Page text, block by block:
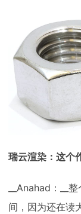
瑞云渲染：这个
__Anahad：__
间，因为还在读